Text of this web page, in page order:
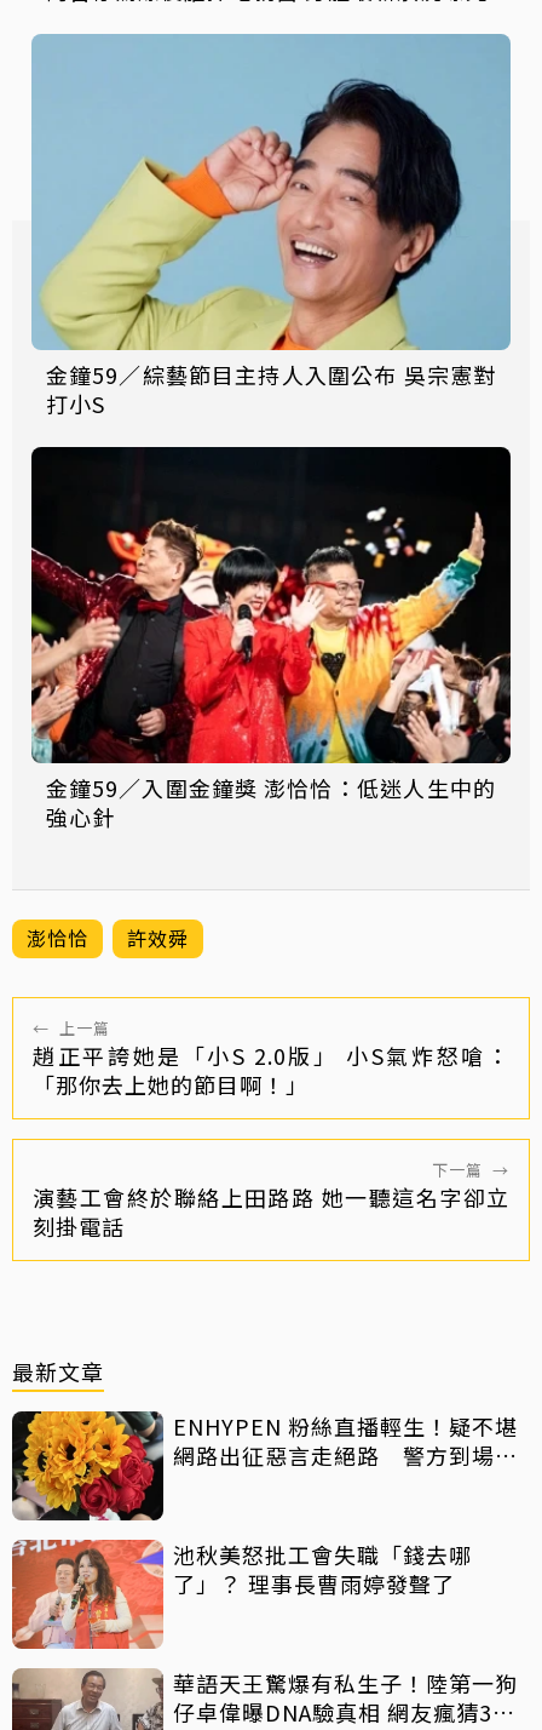
金鐘59／綜藝節目主持人入圍公布 吳宗憲對
打小S
金鐘59／入圍金鐘獎 澎恰恰：低迷人生中的
強心針
澎恰恰 許效舜
← 上一篇
趙正平誇她是「小S 2.0版」 小S氣炸怒嗆：
「那你去上她的節目啊！」
下一篇 →
演藝工會終於聯絡上田路路 她一聽這名字卻立
刻掛電話
最新文章
ENHYPEN 粉絲直播輕生！疑不堪
網路出征惡言走絕路 警方到場已
池秋美怒批工會失職「錢去哪
了」？ 理事長曹雨婷發聲了
華語天王驚爆有私生子！陸第一狗
仔卓偉曝DNA驗真相 網友瘋猜3字